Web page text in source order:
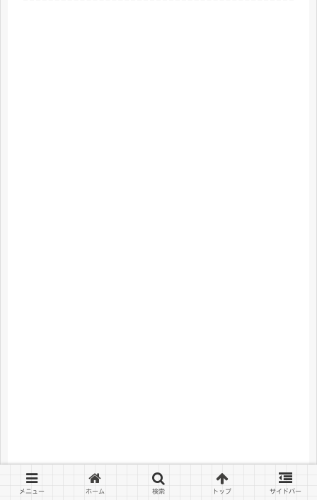
メニュー ホーム 検索 トップ サイドバー